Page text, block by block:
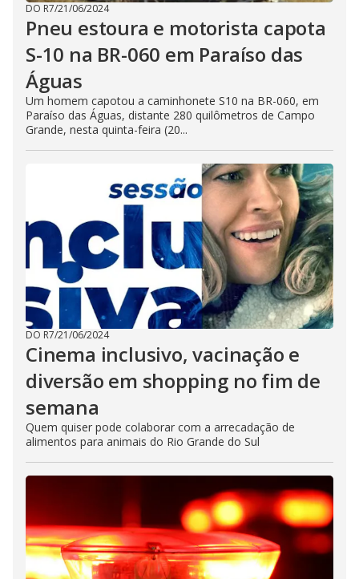
DO R7/21/06/2024
Pneu estoura e motorista capota
S-10 na BR-060 em Paraíso das
Águas
Um homem capotou a caminhonete S10 na BR-060, em
Paraíso das Águas, distante 280 quilômetros de Campo
Grande, nesta quinta-feira (20...
DO R7/21/06/2024
Cinema inclusivo, vacinação e
diversão em shopping no fim de
semana
Quem quiser pode colaborar com a arrecadação de
alimentos para animais do Rio Grande do Sul